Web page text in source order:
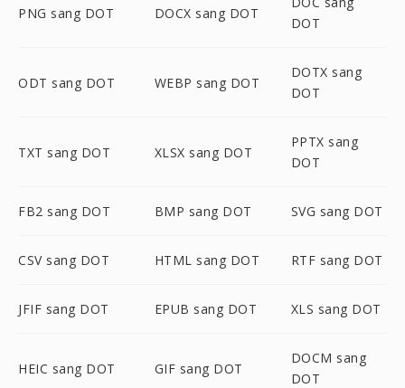
PNG sang DOT DOCX sang DOT
DOT
ODT sang DOT WEBP sang DOT
DOTX sang
DOT
TXT sang DOT XLSX sang DOT
PPTX sang
DOT
FB2 sang DOT BMP sang DOT SVG sang DOT
CSV sang DOT HTML sang DOT RTF sang DOT
JFIF sang DOT EPUB sang DOT XLS sang DOT
HEIC sang DOT GIF sang DOT
DOCM sang
DOT